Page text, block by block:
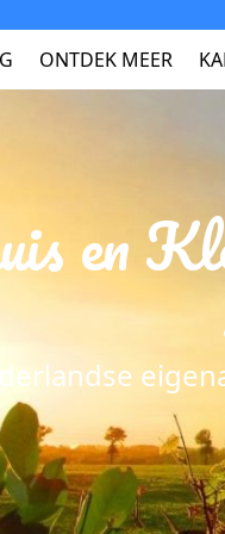
ONTDEK MEER
en